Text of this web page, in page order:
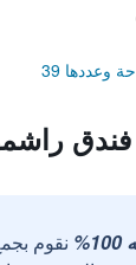
39
نقوم